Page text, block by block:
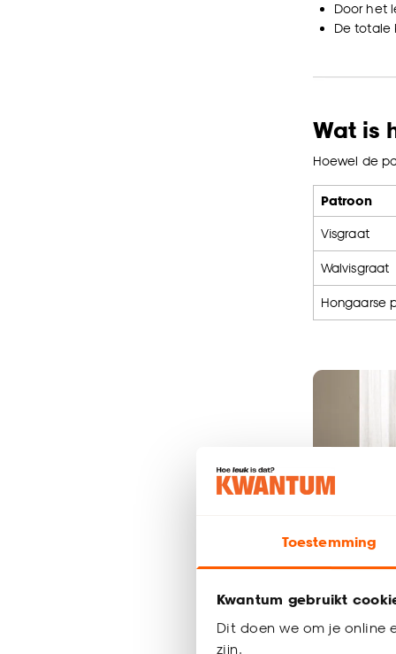
Toestemming
Kwantum gebruikt
Dit doen we om je online
zijn.
Door het
De totale
Wat is
Hoewel de
Patroon
Visgraat
Walvisgraat
Hongaarse